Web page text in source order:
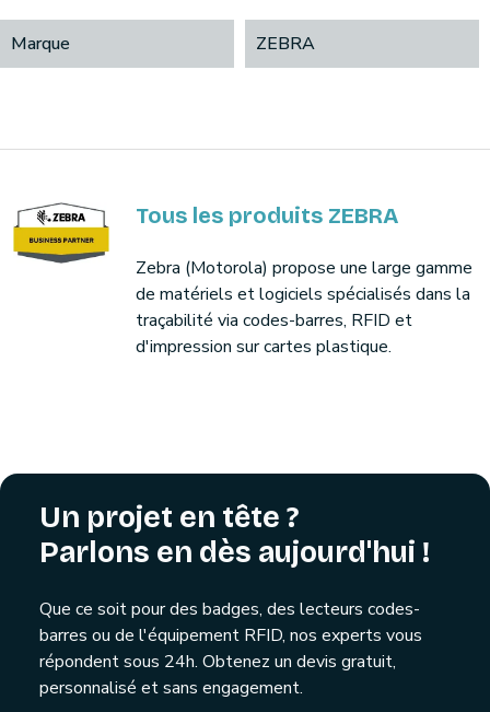
Marque ZEBRA
Tous les produits ZEBRA
Zebra (Motorola) propose une large gamme
de matériels et logiciels spécialisés dans la
traçabilité via codes-barres, RFID et
d'impression sur cartes plastique.
Un projet en tête ?
Parlons en dès aujourd'hui !
Que ce soit pour des badges, des lecteurs codes-
barres ou de l'équipement RFID, nos experts vous
répondent sous 24h. Obtenez un devis gratuit,
personnalisé et sans engagement.